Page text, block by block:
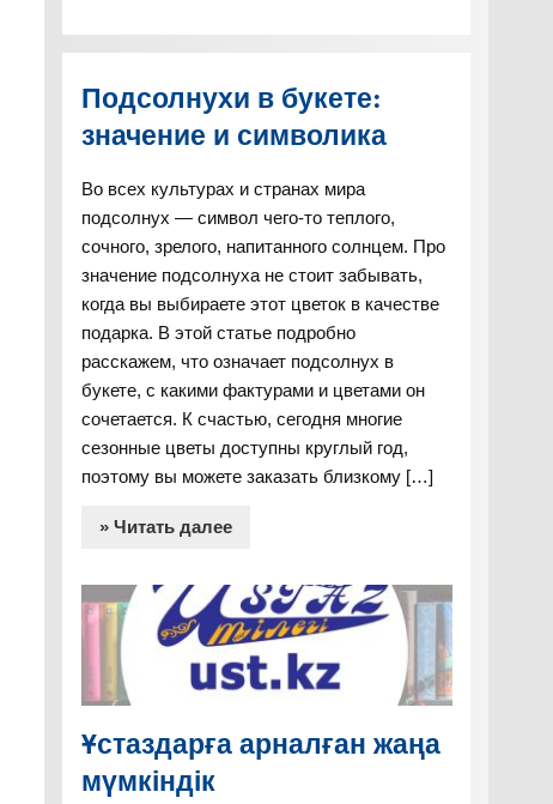
Подсолнухи в букете:
значение и символика
Во всех культурах и странах мира
подсолнух — символ чего-то теплого,
сочного, зрелого, напитанного солнцем. Про
значение подсолнуха не стоит забывать,
когда вы выбираете этот цветок в качестве
подарка. В этой статье подробно
расскажем, что означает подсолнух в
букете, с какими фактурами и цветами он
сочетается. К счастью, сегодня многие
сезонные цветы доступны круглый год,
поэтому вы можете заказать близкому […]
» Читать далее
Ұстаздарға арналған жаңа
мүмкіндік